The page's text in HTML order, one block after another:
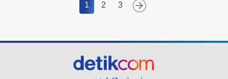
1 2 3